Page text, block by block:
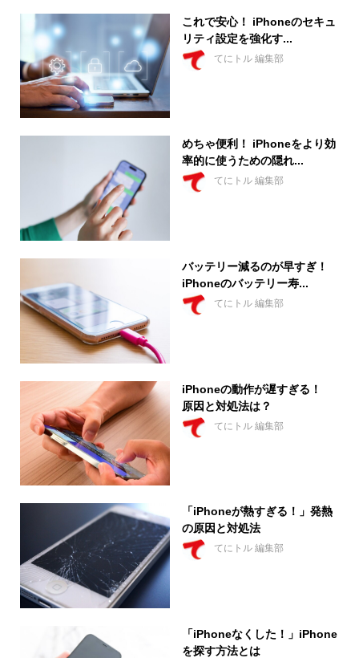
これで安心！ iPhoneのセキュ
リティ設定を強化す...
てにトル 編集部
めちゃ便利！ iPhoneをより効
率的に使うための隠れ...
てにトル 編集部
バッテリー減るのが早すぎ！
iPhoneのバッテリー寿...
てにトル 編集部
iPhoneの動作が遅すぎる！
原因と対処法は？
てにトル 編集部
「iPhoneが熱すぎる！」発熱
の原因と対処法
てにトル 編集部
「iPhoneなくした！」iPhone
を探す方法とは